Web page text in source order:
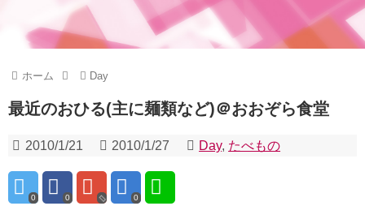
ホーム Day
最近のおひる(主に麺類など)＠おおぞら食堂
2010/1/21 2010/1/27 Day, たべもの
0 0 0